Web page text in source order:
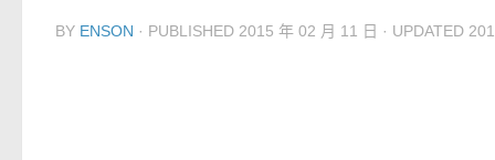
BY ENSON · PUBLISHED 2015 年 02 月 11 日 · UPDATED